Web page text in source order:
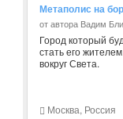
Метаполис на
от автора Вадим
Город который
стать его
вокруг Света.
Москва, Россия